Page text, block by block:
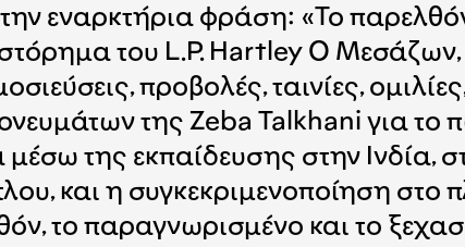
εναρκτήρια φράση: «Το
του L.P. Hartley Ο
προβολές, ταινίες,
της Zeba Talkhani για
μέσω της εκπαίδευσης στην Ινδία,
και η συγκεκριμενοποίηση στο
το παραγνωρισμένο και το